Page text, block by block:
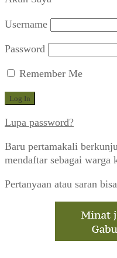
Username
Password
Remember Me
Lupa password?
Baru pertamakali
mendaftar sebagai warga
Pertanyaan atau saran